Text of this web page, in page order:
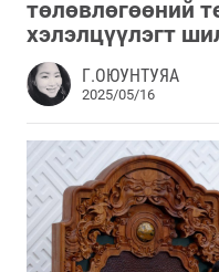
төлөвлөгөөний
хэлэлцүүлэгт
Г.ОЮУНТУЯА
2025/05/16